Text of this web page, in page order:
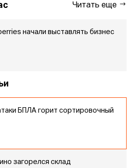
Читать еще
начали выставлять бизнес
БПЛА горит сортировочный
загорелся склад